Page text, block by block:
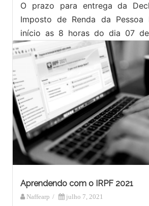
O prazo para entrega da
Imposto de Renda da Pessoa
início as 8 horas do dia 07
2022 e…
Aprendendo com o IRPF 2021
Naffearp / julho 7, 2021